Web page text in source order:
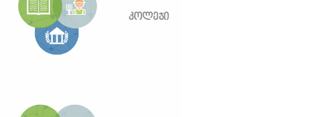
კოლეჯი